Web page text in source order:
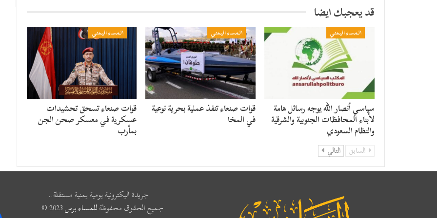
قد يعجبك ايضا
المساء اليمني
سياسي أنصار الله يوجه رسائل هامة
لأبناء المحافظات الجنوبية والشرقية
والنظام السعودي
المساء اليمني
قوات صنعاء تنفذ عملية بحرية نوعية
في المخا
المساء اليمني
قوات صنعاء تسحق تحشيدات
عسكرية في معسكر صحن الجن
بمأرب
السابق التالي
جريدة اليكترونية يومية يمنية مستقلة..
جميع الحقوق محفوظةللمساء برس